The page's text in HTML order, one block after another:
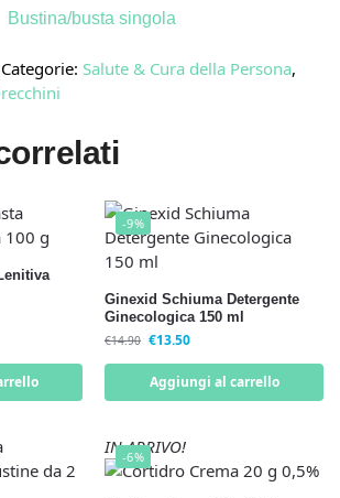
Bustina/busta singola
Categorie: Salute & Cura della Persona,
-9%
Ginexid Schiuma Detergente
Ginecologica 150 ml
€14.90 €13.50
Aggiungi al carrello
-6%
IN ARRIVO!